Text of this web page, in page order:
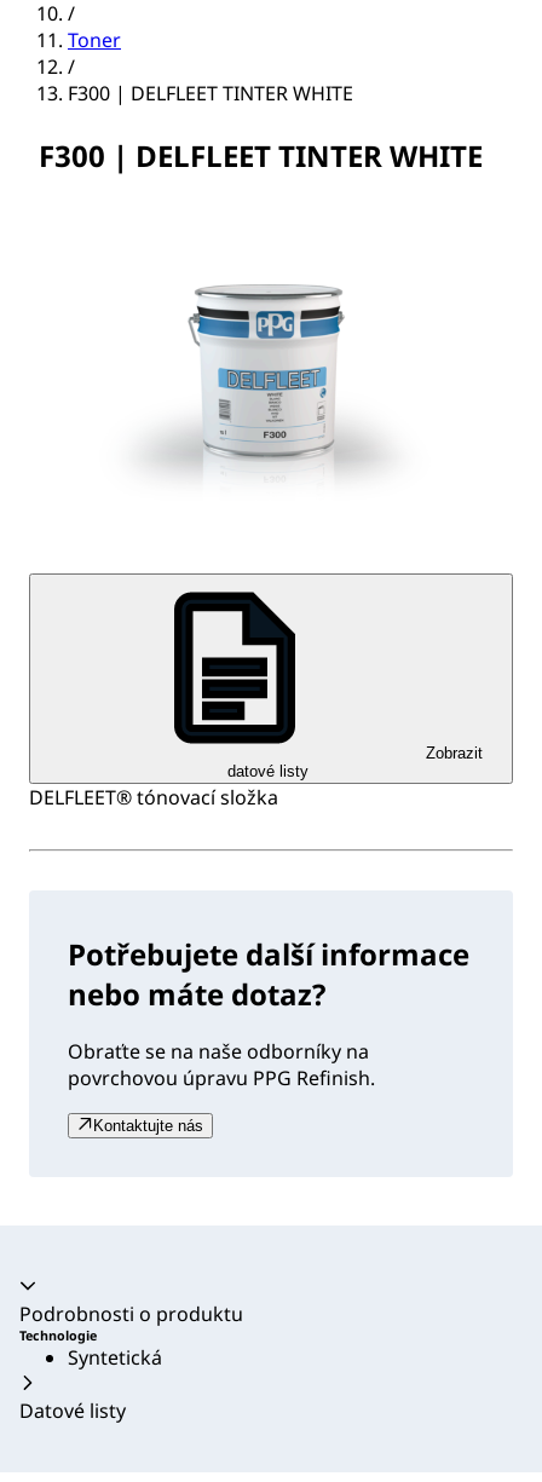
/
Toner
/
F300 | DELFLEET TINTER WHITE
F300 | DELFLEET TINTER WHITE
Zobrazit
datové listy
DELFLEET® tónovací složka
Potřebujete další informace
nebo máte dotaz?
Obraťte se na naše odborníky na
povrchovou úpravu PPG Refinish.
Kontaktujte nás
Akordeon se zhroutil
Podrobnosti o produktu
Technologie
Syntetická
Datové listy